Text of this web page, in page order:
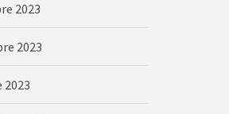
2023
2023